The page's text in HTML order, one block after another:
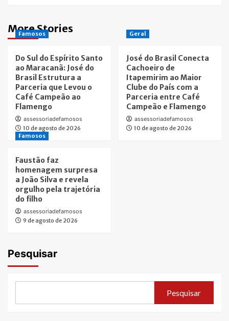
More Stories
Famosos
Do Sul do Espírito Santo
ao Maracanã: José do
Brasil Estrutura a
Parceria que Levou o
Café Campeão ao
Flamengo
assessoriadefamosos
10 de agosto de 2026
Geral
José do Brasil Conecta
Cachoeiro de
Itapemirim ao Maior
Clube do País com a
Parceria entre Café
Campeão e Flamengo
assessoriadefamosos
10 de agosto de 2026
Famosos
Faustão faz
homenagem surpresa
a João Silva e revela
orgulho pela trajetória
do filho
assessoriadefamosos
9 de agosto de 2026
Pesquisar
Pesquisar